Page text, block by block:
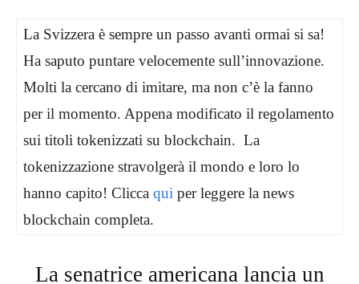
La Svizzera è sempre un passo avanti ormai si sa!
Ha saputo puntare velocemente sull’innovazione.
Molti la cercano di imitare, ma non c’è la fanno
per il momento. Appena modificato il regolamento
sui titoli tokenizzati su blockchain. La
tokenizzazione stravolgerà il mondo e loro lo
hanno capito! Clicca qui per leggere la news
blockchain completa.
La senatrice americana lancia un